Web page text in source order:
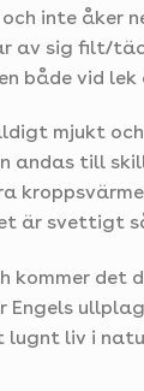
inte åker
av sig filt/
både vid
mjukt
andas till
är svettigt
kommer
liv i